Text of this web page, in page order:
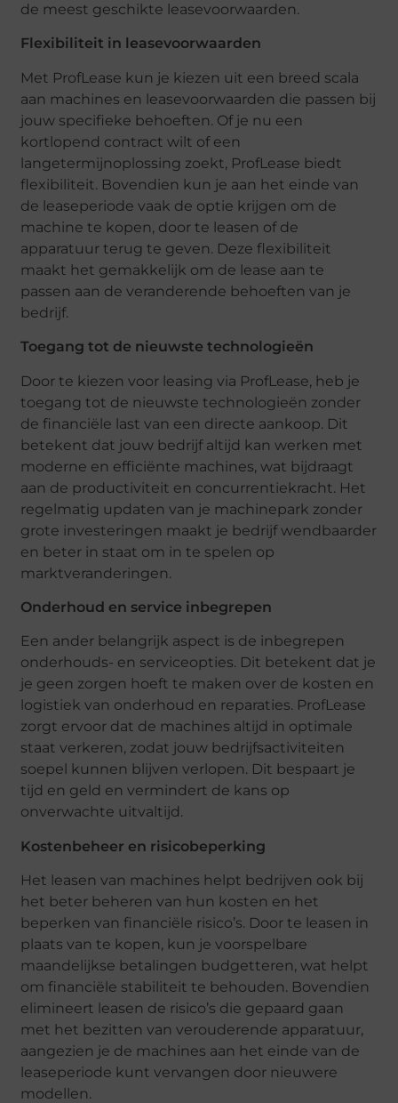
de meest geschikte leasevoorwaarden.
Flexibiliteit in leasevoorwaarden
Met ProfLease kun je kiezen uit een breed scala
aan machines en leasevoorwaarden die passen bij
jouw specifieke behoeften. Of je nu een
kortlopend contract wilt of een
langetermijnoplossing zoekt, ProfLease biedt
flexibiliteit. Bovendien kun je aan het einde van
de leaseperiode vaak de optie krijgen om de
machine te kopen, door te leasen of de
apparatuur terug te geven. Deze flexibiliteit
maakt het gemakkelijk om de lease aan te
passen aan de veranderende behoeften van je
bedrijf.
Toegang tot de nieuwste technologieën
Door te kiezen voor leasing via ProfLease, heb je
toegang tot de nieuwste technologieën zonder
de financiële last van een directe aankoop. Dit
betekent dat jouw bedrijf altijd kan werken met
moderne en efficiënte machines, wat bijdraagt
aan de productiviteit en concurrentiekracht. Het
regelmatig updaten van je machinepark zonder
grote investeringen maakt je bedrijf wendbaarder
en beter in staat om in te spelen op
marktveranderingen.
Onderhoud en service inbegrepen
Een ander belangrijk aspect is de inbegrepen
onderhouds- en serviceopties. Dit betekent dat je
je geen zorgen hoeft te maken over de kosten en
logistiek van onderhoud en reparaties. ProfLease
zorgt ervoor dat de machines altijd in optimale
staat verkeren, zodat jouw bedrijfsactiviteiten
soepel kunnen blijven verlopen. Dit bespaart je
tijd en geld en vermindert de kans op
onverwachte uitvaltijd.
Kostenbeheer en risicobeperking
Het leasen van machines helpt bedrijven ook bij
het beter beheren van hun kosten en het
beperken van financiële risico’s. Door te leasen in
plaats van te kopen, kun je voorspelbare
maandelijkse betalingen budgetteren, wat helpt
om financiële stabiliteit te behouden. Bovendien
elimineert leasen de risico’s die gepaard gaan
met het bezitten van verouderende apparatuur,
aangezien je de machines aan het einde van de
leaseperiode kunt vervangen door nieuwere
modellen.